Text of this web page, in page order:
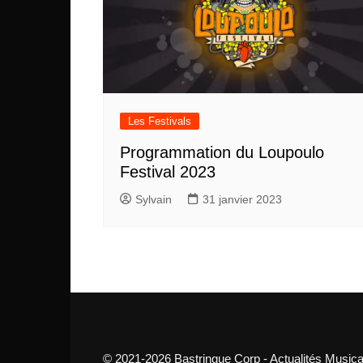
Les Festivals
Programmation du Loupoulo
Festival 2023
Sylvain 31 janvier 2023
© 2021-2026 Bastringue Corp - Actualités